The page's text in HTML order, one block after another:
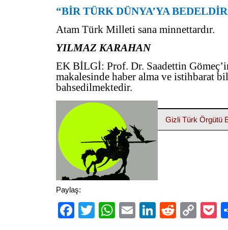
“BİR TÜRK DÜNYA’YA
Atam Türk Milleti sana minnettardır.
YILMAZ KARAHAN
EK BİLGİ: Prof. Dr. Saadettin
makalesinde haber alma ve istihbarat
bahsedilmektedir.
Gizli Türk Örgütü
Paylaş:
Facebook
TwitterWhatsApp
EmailLinkedIn
Reddit